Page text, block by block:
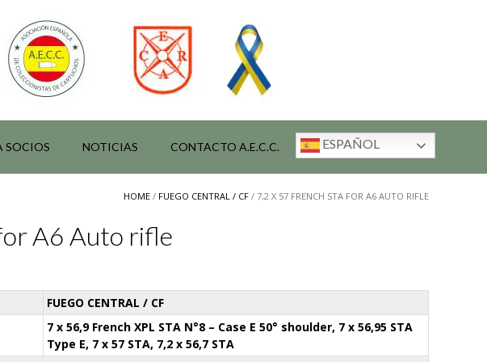
SOCIOS NOTICIAS CONTACTO A.E.C.C. ESPAÑOL
HOME / FUEGO CENTRAL / CF / 7,2 X 57 FRENCH STA FOR A6 AUTO RIFLE
A6 Auto rifle
FUEGO CENTRAL / CF
7 x 56,9 French XPL STA N°8 – Case E 50° shoulder, 7 x 56,95 STA
Type E, 7 x 57 STA, 7,2 x 56,7 STA